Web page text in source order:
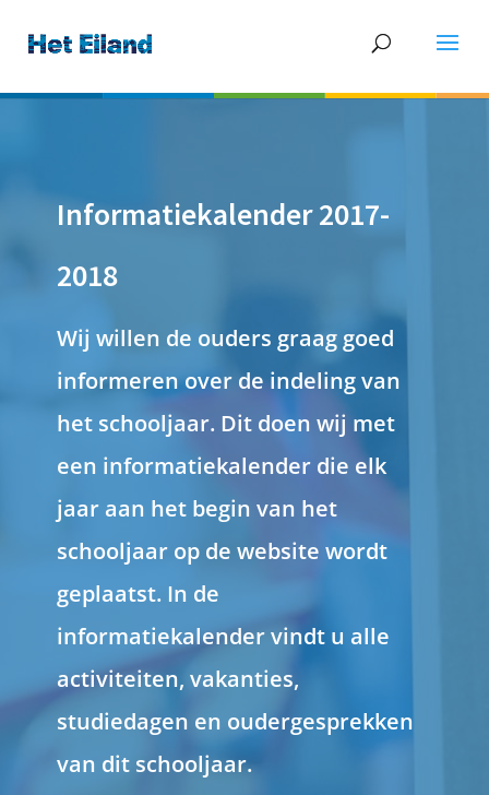
Informatiekalender 2017-
2018
Wij willen de ouders graag goed
informeren over de indeling van
het schooljaar. Dit doen wij met
een informatiekalender die elk
jaar aan het begin van het
schooljaar op de website wordt
geplaatst. In de
informatiekalender vindt u alle
activiteiten, vakanties,
studiedagen en oudergesprekken
van dit schooljaar.